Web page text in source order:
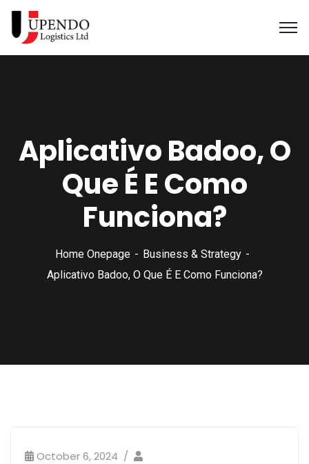
Aplicativo Badoo, O
Que É E Como
Funciona?
Home Onepage
Business & Strategy
Aplicativo Badoo, O Que É E Como Funciona?
October 6, 2024